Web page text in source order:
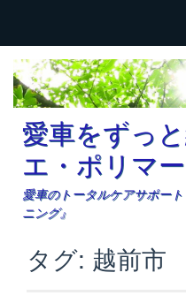
愛車をずっ
エ・ポリマー
愛車のトータルケアサポー
ニング』
タグ: 越前市